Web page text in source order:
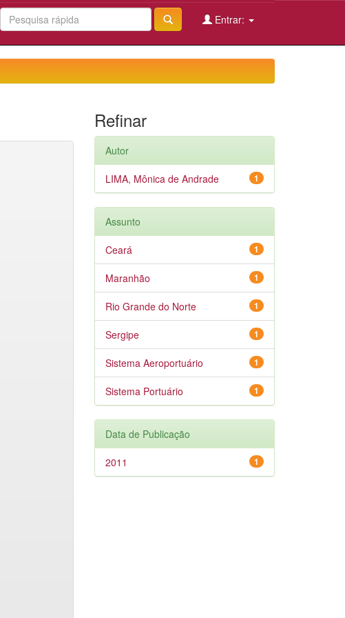
Entrar:
Refinar
Autor
1
LIMA, Mônica de Andrade
Assunto
1
Ceará
1
Maranhão
1
Rio Grande do Norte
1
Sergipe
1
Sistema Aeroportuário
1
Sistema Portuário
Data de Publicação
1
2011